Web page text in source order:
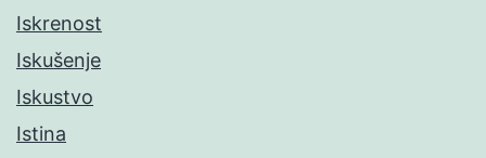
Iskrenost
Iskušenje
Iskustvo
Istina